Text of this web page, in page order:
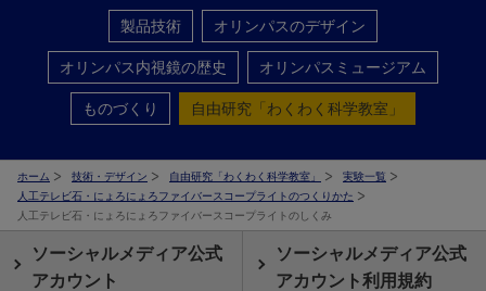
製品技術
オリンパスのデザイン
オリンパス内視鏡の歴史
オリンパスミュージアム
ものづくり
自由研究「わくわく科学教室」
ホーム 技術・デザイン 自由研究「わくわく科学教室」
実験一覧
人工テレビ石・にょろにょろファイバースコープライトのつくりかた
人工テレビ石・にょろにょろファイバースコープライトのしくみ
ソーシャルメディア公式
アカウント
ソーシャルメディア公式
アカウント利用規約